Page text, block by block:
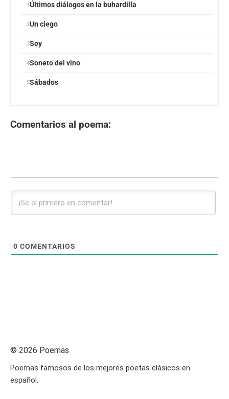
Últimos diálogos en la buhardilla
Un ciego
Soy
Soneto del vino
Sábados
Comentarios al poema:
0 COMENTARIOS
© 2026 Poemas
Poemas famosos de los mejores poetas clásicos en
español.